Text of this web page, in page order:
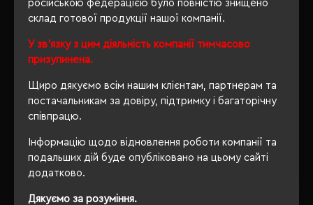
російською федерацією було повністю знищено
склад готової продукції нашої компанії.
У зв'язку з цим діяльність компанії тимчасово
призупинена.
Щиро дякуємо всім нашим клієнтам, партнерам та
постачальникам за довіру, підтримку і багаторічну
співпрацю.
Інформацію щодо відновлення роботи компанії та
подальших дій буде опубліковано на цьому сайті
додатково.
Дякуємо за розуміння.